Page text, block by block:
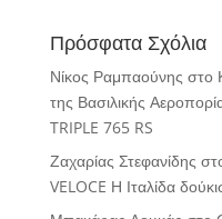
Πρόσφατα Σχόλια
Νίκος Ραμπαούνης στο
της Βασιλικής
TRIPLE 765 RS
Ζαχαρίας Στεφανίδης
VELOCE Η Ιταλίδα